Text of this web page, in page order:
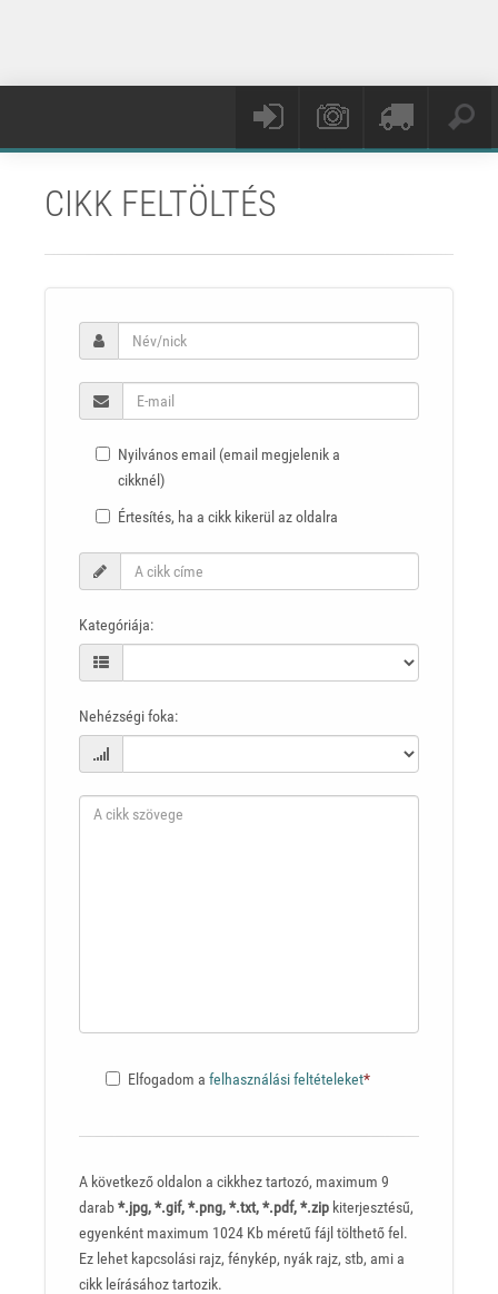
CIKK FELTÖLTÉS
Nyilvános email (email megjelenik a
cikknél)
Értesítés, ha a cikk kikerül az oldalra
Kategóriája:
Nehézségi foka:
Elfogadom a felhasználási feltételeket*
A következő oldalon a cikkhez tartozó, maximum 9
darab*.jpg, *.gif, *.png, *.txt, *.pdf, *.zip kiterjesztésű,
egyenként maximum 1024 Kb méretű fájl tölthető fel.
Ez lehet kapcsolási rajz, fénykép, nyák rajz, stb, ami a
cikk leírásához tartozik.